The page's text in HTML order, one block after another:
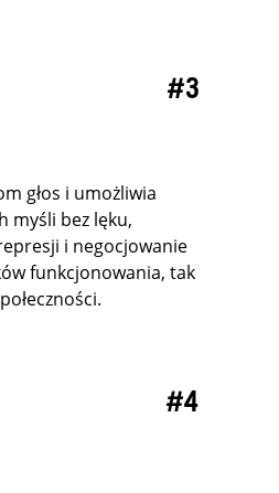
#3
głos i umożliwia
myśli bez lęku,
i negocjowanie
funkcjonowania, tak
#4